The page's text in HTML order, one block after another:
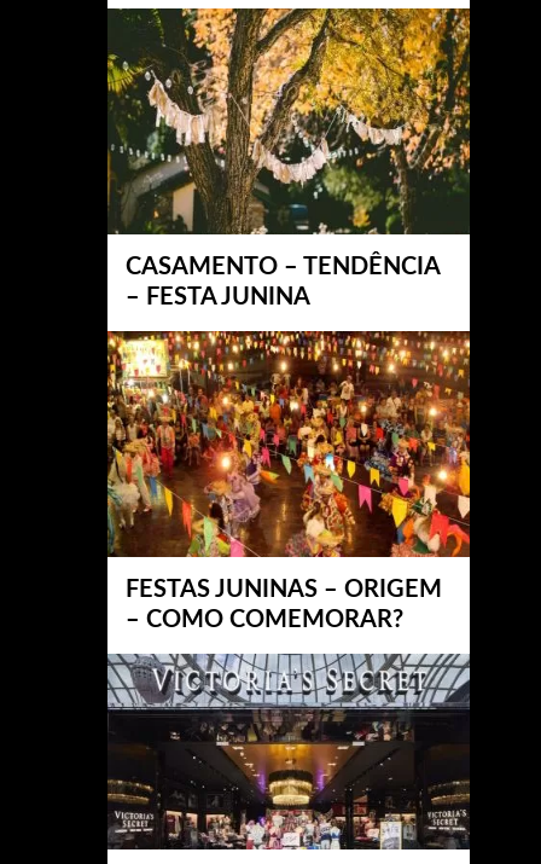
CASAMENTO – TENDÊNCIA
– FESTA JUNINA
FESTAS JUNINAS – ORIGEM
– COMO COMEMORAR?